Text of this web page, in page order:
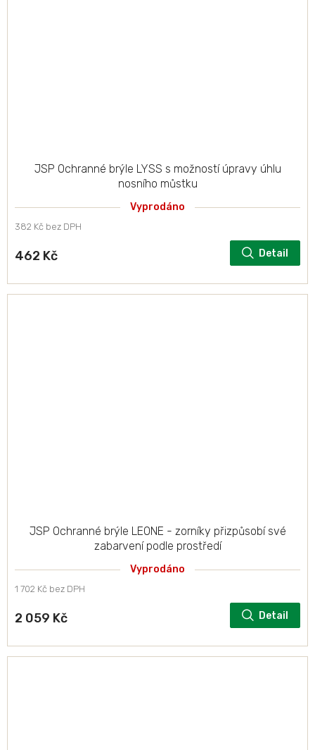
JSP Ochranné brýle LYSS s možností úpravy úhlu
nosního můstku
Vyprodáno
382 Kč bez DPH
462 Kč Detail
JSP Ochranné brýle LEONE - zorníky přizpůsobí své
zabarvení podle prostředí
Vyprodáno
1 702 Kč bez DPH
2 059 Kč Detail